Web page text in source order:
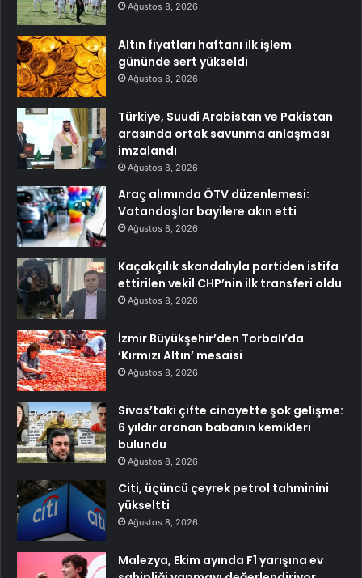
Ağustos 8, 2026
Altın fiyatları haftanı ilk işlem
gününde sert yükseldi
Ağustos 8, 2026
Türkiye, Suudi Arabistan ve Pakistan
arasında ortak savunma anlaşması
imzalandı
Ağustos 8, 2026
Araç alımında ÖTV düzenlemesi:
Vatandaşlar bayilere akın etti
Ağustos 8, 2026
Kaçakçılık skandalıyla partiden istifa
ettirilen vekil CHP’nin ilk transferi oldu
Ağustos 8, 2026
İzmir Büyükşehir’den Torbalı’da
‘Kırmızı Altın’ mesaisi
Ağustos 8, 2026
Sivas’taki çifte cinayette şok gelişme:
6 yıldır aranan babanın kemikleri
bulundu
Ağustos 8, 2026
Citi, üçüncü çeyrek petrol tahminini
yükseltti
Ağustos 8, 2026
Malezya, Ekim ayında F1 yarışına ev